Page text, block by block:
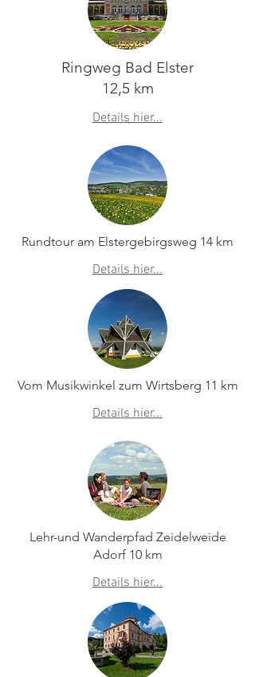
Ringweg Bad Elster
12,5 km
Details hier...
Rundtour am Elstergebirgsweg 14 km
Details hier...
Vom Musikwinkel zum Wirtsberg 11 km
Details hier...
Lehr-und Wanderpfad Zeidelweide
Adorf 10 km
Details hier...